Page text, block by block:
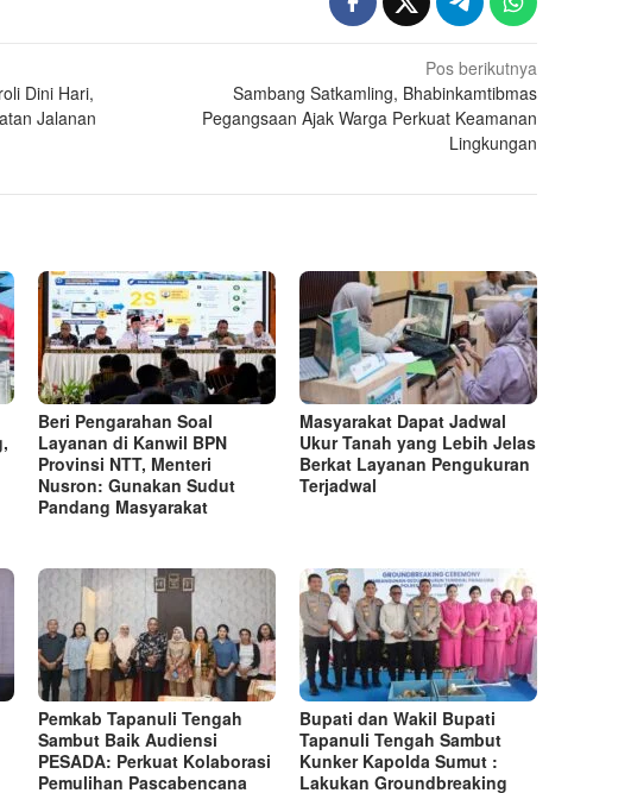
Dini Hari,
Jalanan
Pos berikutnya
Sambang Satkamling, Bhabinkamtibmas
Pegangsaan Ajak Warga Perkuat Keamanan
Lingkungan
Beri Pengarahan Soal
Layanan di Kanwil BPN
Provinsi NTT, Menteri
Nusron: Gunakan Sudut
Pandang Masyarakat
Masyarakat Dapat Jadwal
Ukur Tanah yang Lebih Jelas
Berkat Layanan Pengukuran
Terjadwal
Pemkab Tapanuli Tengah
Sambut Baik Audiensi
PESADA: Perkuat Kolaborasi
Pemulihan Pascabencana
Bupati dan Wakil Bupati
Tapanuli Tengah Sambut
Kunker Kapolda Sumut :
Lakukan Groundbreaking